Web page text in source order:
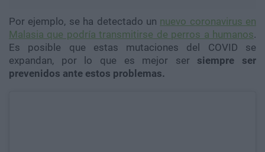
Por ejemplo, se ha detectado un nuevo coronavirus en
Malasia que podría transmitirse de perros a humanos.
Es posible que estas mutaciones del COVID se
expandan, por lo que es mejor ser siempre ser
prevenidos ante estos problemas.